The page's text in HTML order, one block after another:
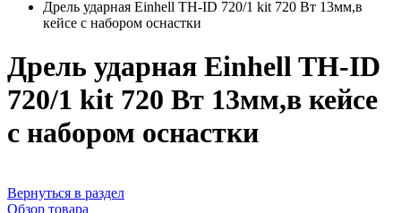
Дрель ударная Einhell TH-ID 720/1 kit 720 Вт 13мм,в
кейсе с набором оснастки
Дрель ударная Einhell TH-ID
720/1 kit 720 Вт 13мм,в кейсе
с набором оснастки
Вернуться в раздел
Обзор товара